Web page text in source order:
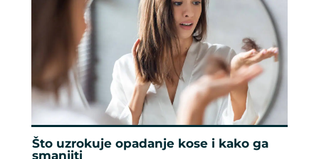
Što uzrokuje opadanje kose i kako ga
smanjiti